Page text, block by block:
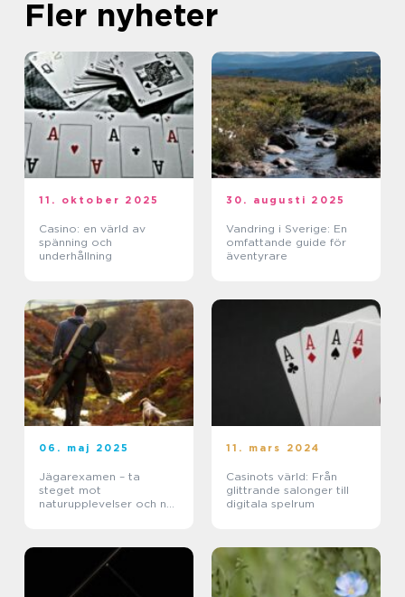
Fler nyheter
11. oktober 2025
Casino: en värld av
spänning och
underhållning
30. augusti 2025
Vandring i Sverige: En
omfattande guide för
äventyrare
06. maj 2025
Jägarexamen – ta
steget mot
naturupplevelser och ny
11. mars 2024
Casinots värld: Från
glittrande salonger till
digitala spelrum